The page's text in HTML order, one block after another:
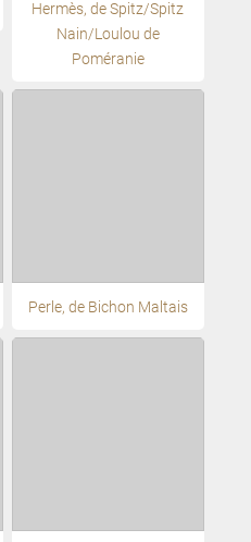
Hermès, de Spitz/Spitz
Nain/Loulou de
Poméranie
Perle, de Bichon Maltais